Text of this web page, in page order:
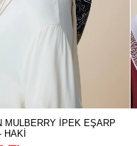
MULBERRY İPEK EŞARP
HAKİ